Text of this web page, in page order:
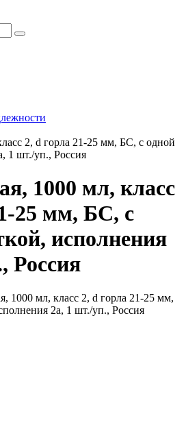
2, d горла 21-25 мм, БС, с одной
1 шт./уп., Россия
1000 мл, класс
25 мм, БС, с
исполнения
Россия